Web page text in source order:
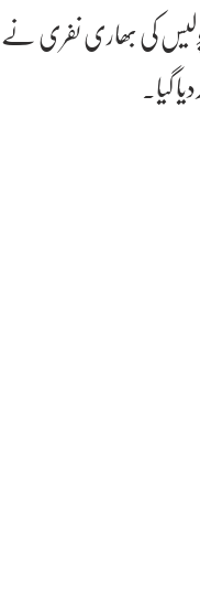
کی بھاری نفری نے
گیا۔